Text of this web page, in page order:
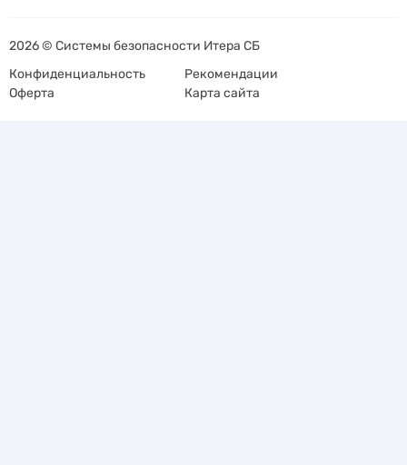
2026 © Системы безопасности Итера СБ
Конфиденциальность
Рекомендации
Оферта
Карта сайта